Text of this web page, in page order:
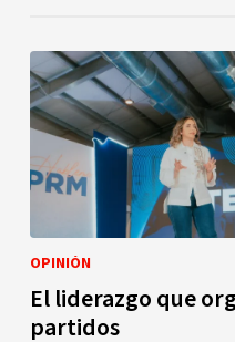
OPINIÓN
El liderazgo que
partidos